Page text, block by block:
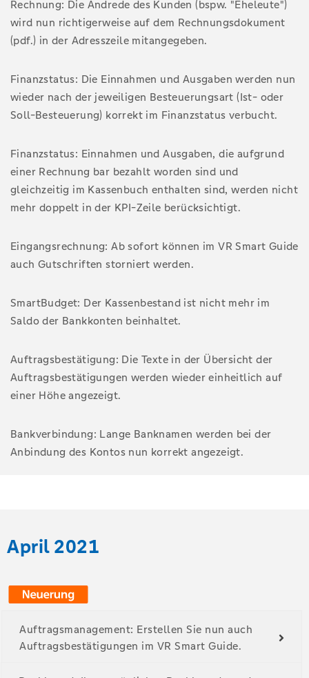
Rechnung: Die Andrede des Kunden (bspw. "Eheleute")
wird nun richtigerweise auf dem Rechnungsdokument
(pdf.) in der Adresszeile mitangegeben.
Finanzstatus: Die Einnahmen und Ausgaben werden nun
wieder nach der jeweiligen Besteuerungsart (Ist- oder
Soll-Besteuerung) korrekt im Finanzstatus verbucht.
Finanzstatus: Einnahmen und Ausgaben, die aufgrund
einer Rechnung bar bezahlt worden sind und
gleichzeitig im Kassenbuch enthalten sind, werden nicht
mehr doppelt in der KPI-Zeile berücksichtigt.
Eingangsrechnung: Ab sofort können im VR Smart Guide
auch Gutschriften storniert werden.
SmartBudget: Der Kassenbestand ist nicht mehr im
Saldo der Bankkonten beinhaltet.
Auftragsbestätigung: Die Texte in der Übersicht der
Auftragsbestätigungen werden wieder einheitlich auf
einer Höhe angezeigt.
Bankverbindung: Lange Banknamen werden bei der
Anbindung des Kontos nun korrekt angezeigt.
April 2021
Auftragsmanagement: Erstellen Sie nun auch
Auftragsbestätigungen im VR Smart Guide.